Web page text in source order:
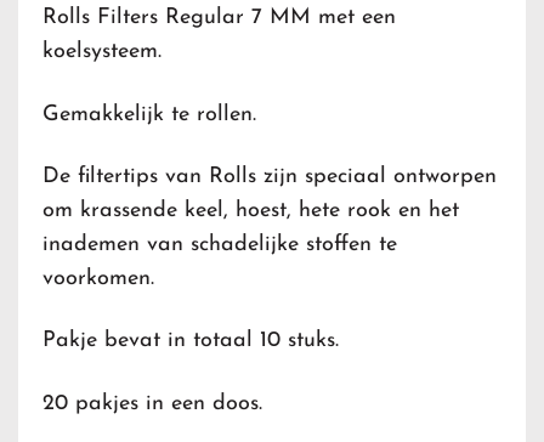
Rolls Filters Regular 7 MM met een
koelsysteem.
Gemakkelijk te rollen.
De filtertips van Rolls zijn speciaal ontworpen
om krassende keel, hoest, hete rook en het
inademen van schadelijke stoffen te
voorkomen.
Pakje bevat in totaal 10 stuks.
20 pakjes in een doos.